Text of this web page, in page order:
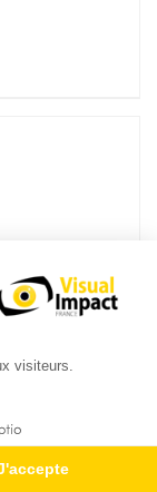
visiteurs.